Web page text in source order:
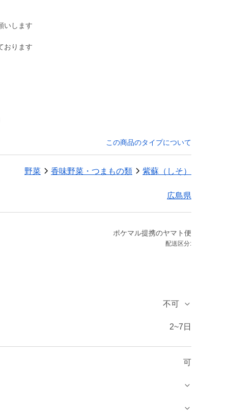
いします
おります
この商品のタイプについて
野菜 香味野菜・つまもの類 紫蘇（しそ）
広島県
ポケマル提携のヤマト便
配送区分:
不可
2~7日
可